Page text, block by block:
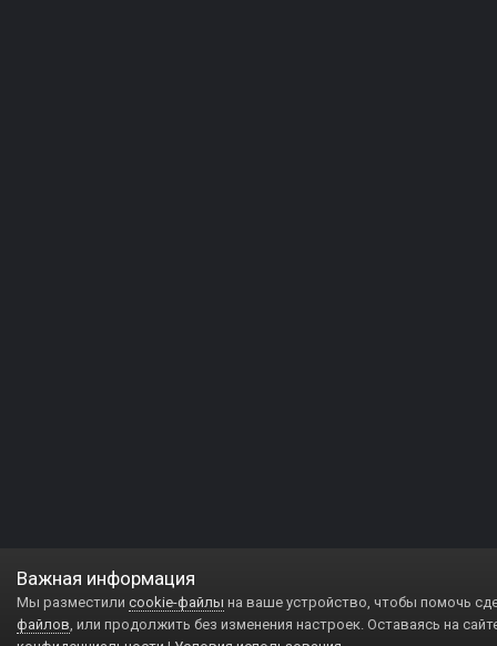
Важная информация
Мы разместили cookie-файлы на ваше устройство, чтобы помочь
файлов, или продолжить без изменения настроек. Оставаясь на